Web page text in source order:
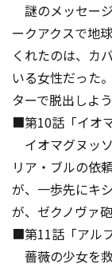
謎のメッセー
ークアクスで地
くれたのは、カ
いる女性だった
ターで脱出しよ
■第10話「イオ
イオマグヌッ
リア・ブルの依
が、一歩先にキ
が、ゼクノヴァ
■第11話「アル
薔薇の少女を